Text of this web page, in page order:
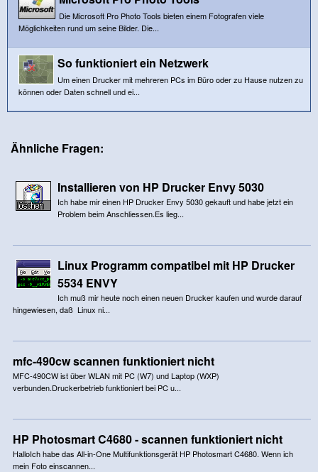
Die Microsoft Pro Photo Tools bieten einem Fotografen viele
Möglichkeiten rund um seine Bilder. Die...
So funktioniert ein Netzwerk
Um einen Drucker mit mehreren PCs im Büro oder zu Hause nutzen zu
können oder Daten schnell und ei...
Ähnliche Fragen:
Installieren von HP Drucker Envy 5030
Ich habe mir einen HP Drucker Envy 5030 gekauft und habe jetzt ein
Problem beim Anschliessen.Es lieg...
Linux Programm compatibel mit HP Drucker
5534 ENVY
Ich muß mir heute noch einen neuen Drucker kaufen und wurde darauf
hingewiesen, daß Linux ni...
mfc-490cw scannen funktioniert nicht
MFC-490CW ist über WLAN mit PC (W7) und Laptop (WXP)
verbunden.Druckerbetrieb funktioniert bei PC u...
HP Photosmart C4680 - scannen funktioniert nicht
HalloIch habe das All-in-One Multifunktionsgerät HP Photosmart C4680. Wenn ich
mein Foto einscannen...